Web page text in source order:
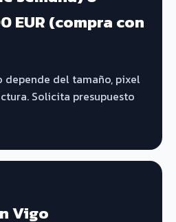
EUR (compra con
del tamaño, pixel
Solicita presupuesto
Vigo